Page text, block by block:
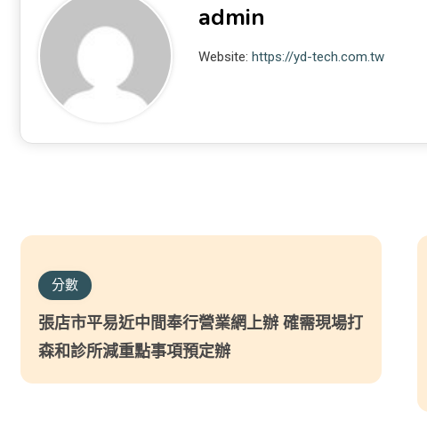
admin
Website:https://yd-tech.com.tw
分數
張店市平易近中間奉行營業網上辦 確需現場打
森和診所減重點事項預定辦